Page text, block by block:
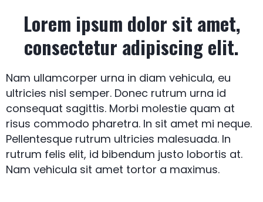
Lorem ipsum dolor sit amet,
consectetur adipiscing elit.
Nam ullamcorper urna in diam vehicula, eu
ultricies nisl semper. Donec rutrum urna id
consequat sagittis. Morbi molestie quam at
risus commodo pharetra. In sit amet mi neque.
Pellentesque rutrum ultricies malesuada. In
rutrum felis elit, id bibendum justo lobortis at.
Nam vehicula sit amet tortor a maximus.